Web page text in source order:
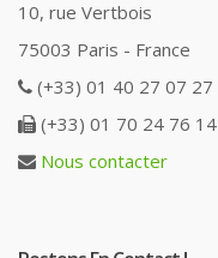
10, rue Vertbois
75003 Paris - France
(+33) 01 40 27 07 27
(+33) 01 70 24 76 14
Nous contacter